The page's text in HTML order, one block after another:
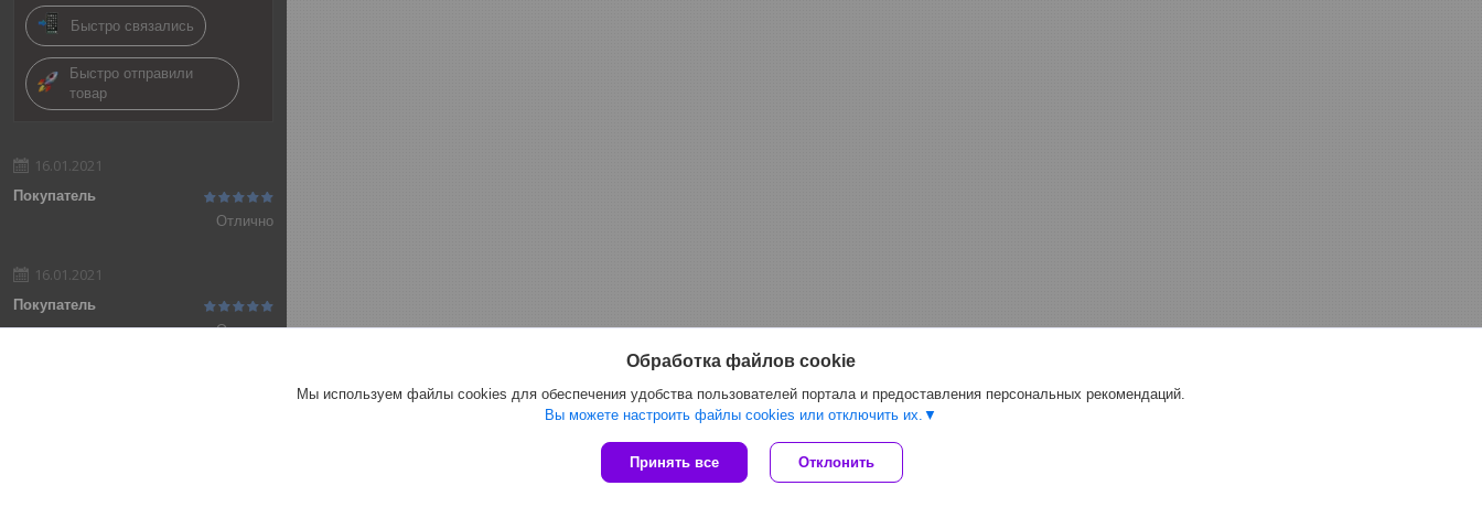
Быстро связались
Быстро отправили
товар
16.01.2021
Покупатель
Отлично
16.01.2021
Покупатель
Отлично
Сайт создан на платформе Deal.by
Политика обработки файлов cookies
Обработка файлов cookie
Мы используем файлы cookies для обеспечения удобства пользователей портала и предоставления персональных рекомендаций.
Вы можете настроить файлы cookies или отключить их.
Принять все Отклонить